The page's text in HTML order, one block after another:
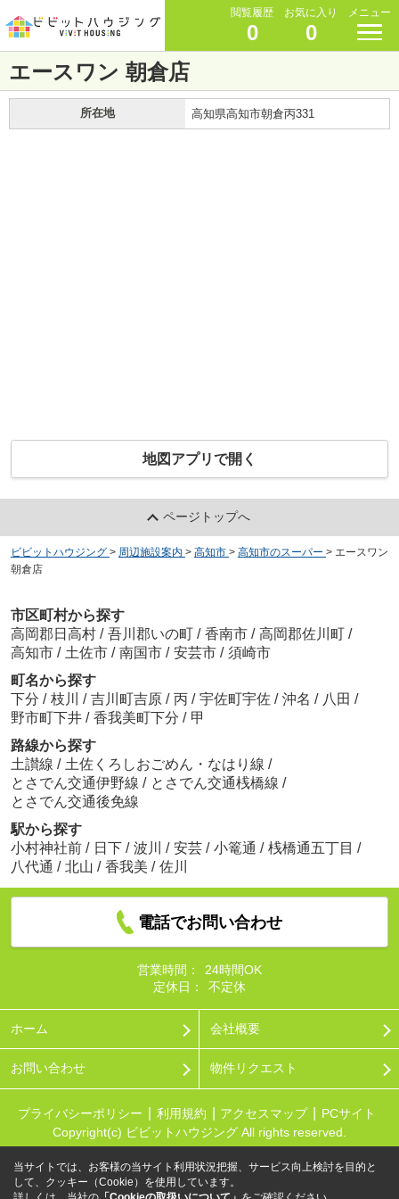
閲覧履歴
0
お気に入り
0
メニュー
エースワン 朝倉店
所在地 高知県高知市朝倉丙331
地図アプリで開く
ページトップへ
ビビットハウジング > 周辺施設案内 > 高知市 > 高知市のスーパー > エースワン
朝倉店
市区町村から探す
高岡郡日高村 / 吾川郡いの町 / 香南市 / 高岡郡佐川町 /
高知市 / 土佐市 / 南国市 / 安芸市 / 須崎市
町名から探す
下分 / 枝川 / 吉川町吉原 / 丙 / 宇佐町宇佐 / 沖名 / 八田 /
野市町下井 / 香我美町下分 / 甲
路線から探す
土讃線 / 土佐くろしおごめん・なはり線 /
とさでん交通伊野線 / とさでん交通桟橋線 /
とさでん交通後免線
駅から探す
小村神社前 / 日下 / 波川 / 安芸 / 小篭通 / 桟橋通五丁目 /
八代通 / 北山 / 香我美 / 佐川
電話でお問い合わせ
営業時間：
24時間OK
定休日：
不定休
ホーム 会社概要
お問い合わせ 物件リクエスト
プライバシーポリシー 利用規約 アクセスマップ
PCサイト
Copyright(c) ビビットハウジング All rights reserved.
当サイトでは、お客様の当サイト利用状況把握、サービス向上検討を目的と
して、クッキー（Cookie）を使用しています。